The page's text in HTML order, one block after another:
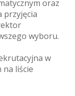
oraz
przyjęcia
wyboru.
w
na liście